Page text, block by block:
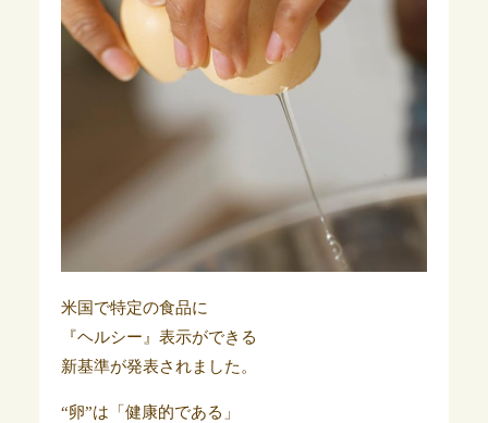
米国で特定の食品に
『ヘルシー』表示ができる
新基準が発表されました。
“卵”は「健康的である」